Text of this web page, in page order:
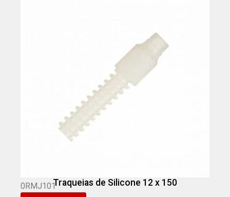
Traqueias de Silicone 12 x 150
0RMJ101